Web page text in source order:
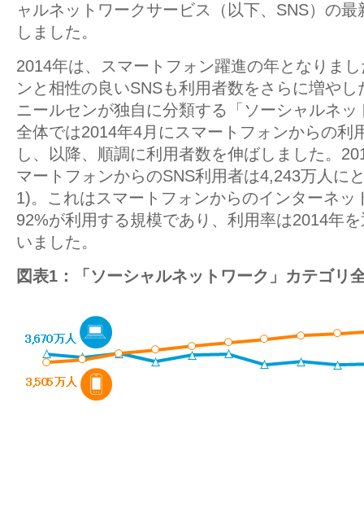
ャルネットワークサービス（以下、SNS）の
しました。
2014年は、スマートフォン躍進の年となりま
ンと相性の良いSNSも利用者数をさらに増や
ニールセンが独自に分類する「ソーシャルネ
全体では2014年4月にスマートフォンからの利
し、以降、順調に利用者数を伸ばしました。
マートフォンからのSNS利用者は4,243万人に
1)。これはスマートフォンからのインターネッ
92%が利用する規模であり、利用率は2014年
いました。
図表1：「ソーシャルネットワーク」カテゴ